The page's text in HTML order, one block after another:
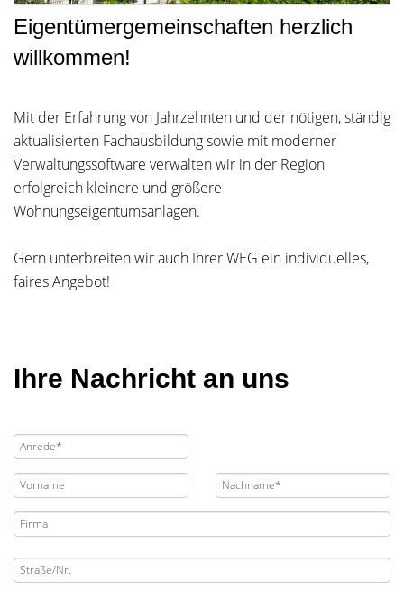
Eigentümergemeinschaften herzlich
willkommen!
Mit der Erfahrung von Jahrzehnten und der nötigen, ständig
aktualisierten Fachausbildung sowie mit moderner
Verwaltungssoftware verwalten wir in der Region
erfolgreich kleinere und größere
Wohnungseigentumsanlagen.
Gern unterbreiten wir auch Ihrer WEG ein individuelles,
faires Angebot!
Ihre Nachricht an uns